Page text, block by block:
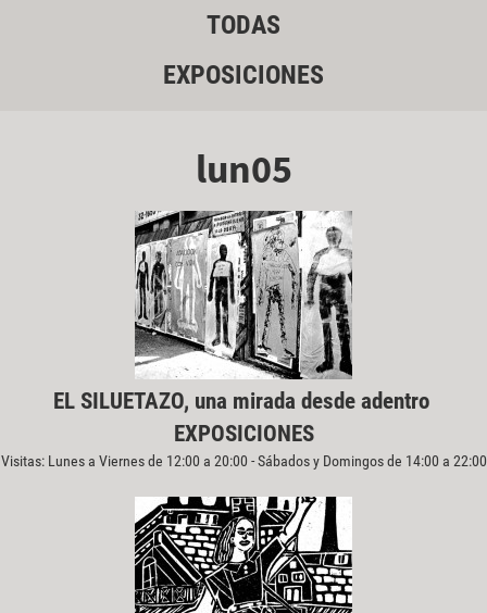
TODAS
EXPOSICIONES
lun05
EL SILUETAZO, una mirada desde adentro
EXPOSICIONES
Visitas: Lunes a Viernes de 12:00 a 20:00 - Sábados y Domingos de 14:00 a 22:00